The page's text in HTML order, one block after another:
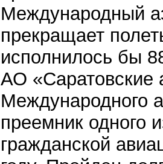
Международный
прекращает
исполнилось бы
АО «Саратовские
Международного
преемник одного
гражданской